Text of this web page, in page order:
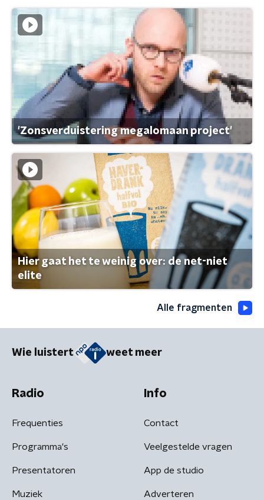
'Zonsverduistering megalomaan project'
Hier gaat het te weinig over: de net-niet
elite
Alle fragmenten
Wie luistert weet meer
Radio
Frequenties
Programma's
Presentatoren
Muziek
Info
Contact
Veelgestelde vragen
App de studio
Adverteren